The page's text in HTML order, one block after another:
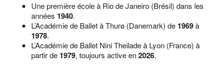
Une première école à Rio de Janeiro (Brésil) dans les
années 1940.
L’Académie de Ballet à Thurø (Danemark) de 1969à
1978.
L’Académie de Ballet Nini Theilade à Lyon (France) à
partir de 1979, toujours active en2026.